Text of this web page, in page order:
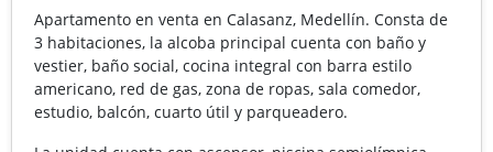
Apartamento en venta en Calasanz, Medellín. Consta de
3 habitaciones, la alcoba principal cuenta con baño y
vestier, baño social, cocina integral con barra estilo
americano, red de gas, zona de ropas, sala comedor,
estudio, balcón, cuarto útil y parqueadero.